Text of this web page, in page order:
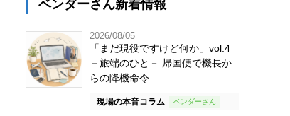
ベンダーさん新着情報
2026/08/05
「まだ現役ですけど何か」vol.4
－旅端のひと－ 帰国便で機長か
らの降機命令
現場の本音コラム